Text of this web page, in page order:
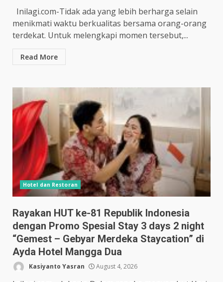
Inilagi.com-Tidak ada yang lebih berharga selain
menikmati waktu berkualitas bersama orang-orang
terdekat. Untuk melengkapi momen tersebut,...
Read More
Hotel dan Restoran
Rayakan HUT ke-81 Republik Indonesia
dengan Promo Spesial Stay 3 days 2 night
“Gemest – Gebyar Merdeka Staycation” di
Ayda Hotel Mangga Dua
Kasiyanto Yasran August 4, 2026